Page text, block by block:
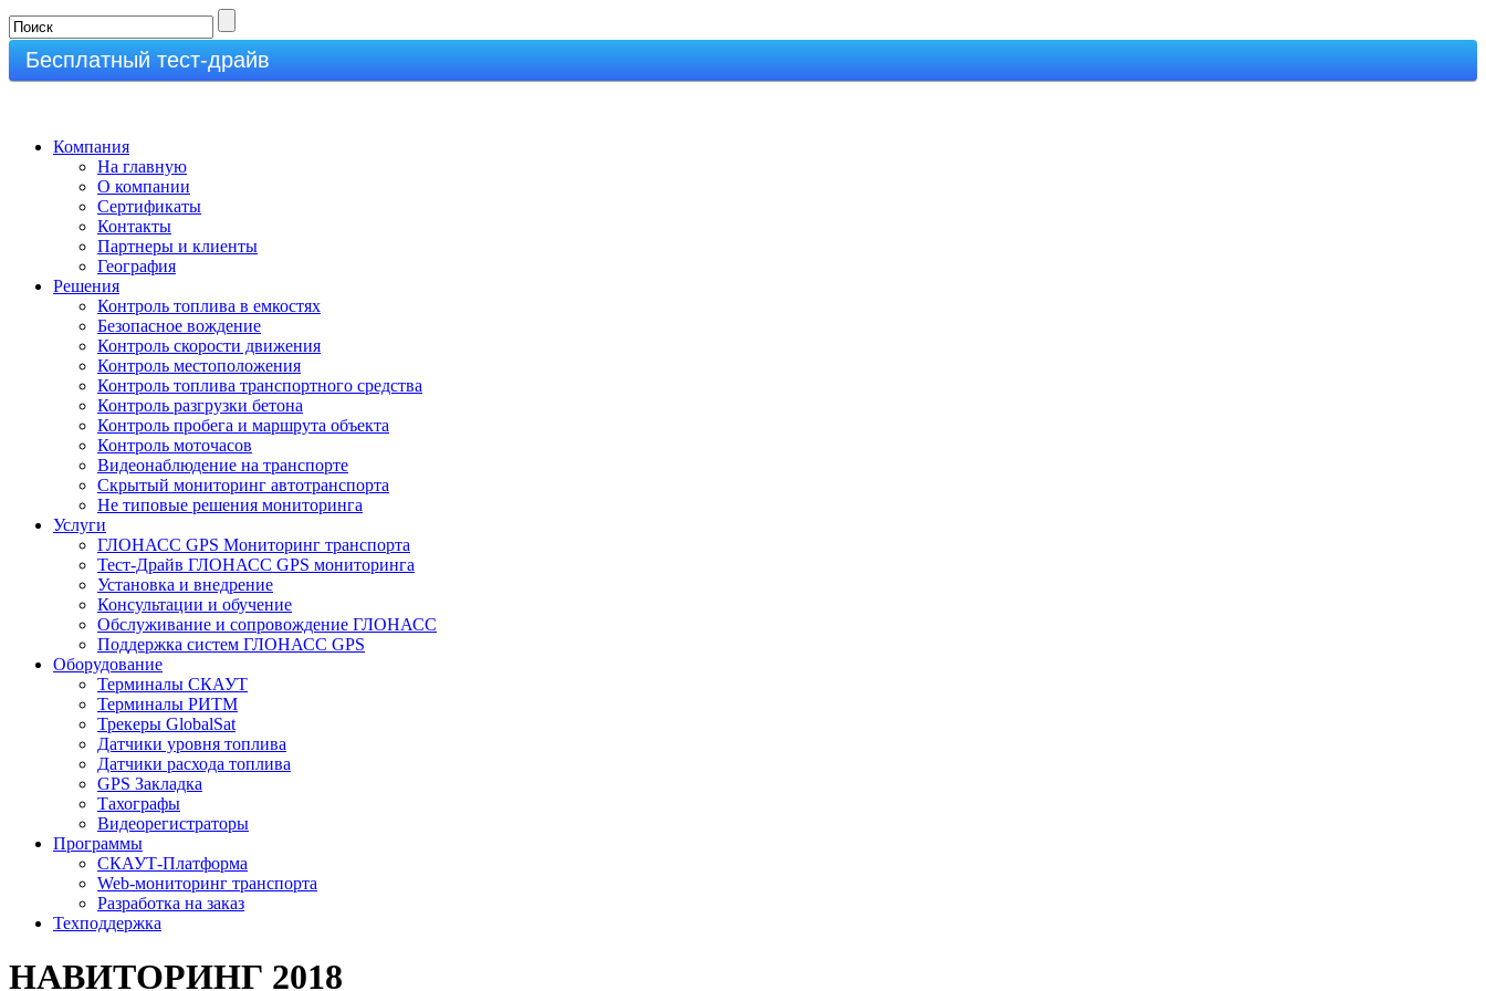
+7(911)150-5555
Бесплатный тест-драйв
Компания
На главную
О компании
Сертификаты
Контакты
Партнеры и клиенты
География
Решения
Контроль топлива в емкостях
Безопасное вождение
Контроль скорости движения
Контроль местоположения
Контроль топлива транспортного средства
Контроль разгрузки бетона
Контроль пробега и маршрута объекта
Контроль моточасов
Видеонаблюдение на транспорте
Скрытый мониторинг автотранспорта
Не типовые решения мониторинга
Услуги
ГЛОНАСС GPS Мониторинг транспорта
Тест-Драйв ГЛОНАСС GPS мониторинга
Установка и внедрение
Консультации и обучение
Обслуживание и сопровождение ГЛОНАСС
Поддержка систем ГЛОНАСС GPS
Оборудование
Терминалы СКАУТ
Терминалы РИТМ
Трекеры GlobalSat
Датчики уровня топлива
Датчики расхода топлива
GPS Закладка
Тахографы
Видеорегистраторы
Программы
СКАУТ-Платформа
Web-мониторинг транспорта
Разработка на заказ
Техподдержка
НАВИТОРИНГ 2018